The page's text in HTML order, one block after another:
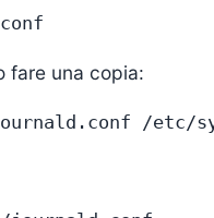
fare una copia: